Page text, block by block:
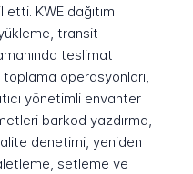
etti. KWE dağıtım
transit
teslimat
toplama operasyonları,
yönetimli envanter
barkod yazdırma,
denetimi, yeniden
setleme ve